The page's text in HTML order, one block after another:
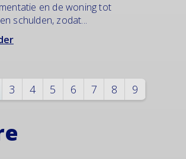
en de woning tot
schulden, zodat...
3 4 5 6 7 8 9